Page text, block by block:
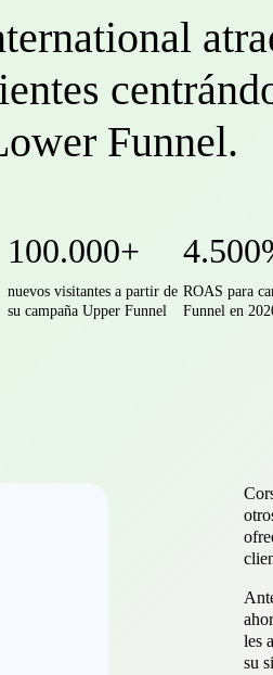
Funnel.
100.000+
nuevos visitantes a partir de
su campaña Upper Funnel
ROAS para
Funnel en
les
su